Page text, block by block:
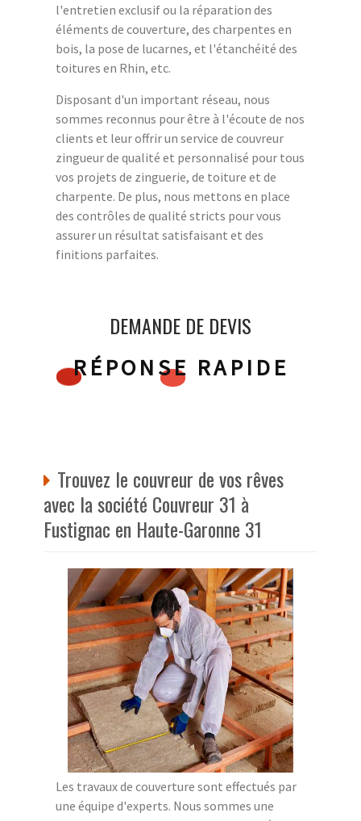
l'entretien exclusif ou la réparation des
éléments de couverture, des charpentes en
bois, la pose de lucarnes, et l'étanchéité des
toitures en Rhin, etc.
Disposant d'un important réseau, nous
sommes reconnus pour être à l'écoute de nos
clients et leur offrir un service de couvreur
zingueur de qualité et personnalisé pour tous
vos projets de zinguerie, de toiture et de
charpente. De plus, nous mettons en place
des contrôles de qualité stricts pour vous
assurer un résultat satisfaisant et des
finitions parfaites.
DEMANDE DE DEVIS
RÉPONSE RAPIDE
Trouvez le couvreur de vos rêves
avec la société Couvreur 31 à
Fustignac en Haute-Garonne 31
Les travaux de couverture sont effectués par
une équipe d'experts. Nous sommes une